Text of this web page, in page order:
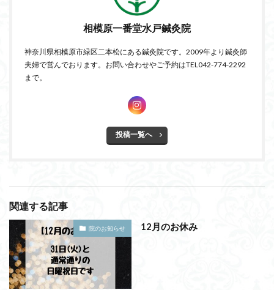
相模原一番堂水戸鍼灸院
神奈川県相模原市緑区二本松にある鍼灸院です。2009年より鍼灸師
夫婦で営んでおります。お問い合わせやご予約はTEL042-774-2292
まで。
投稿一覧へ
関連する記事
院のお知らせ 12月のお休み